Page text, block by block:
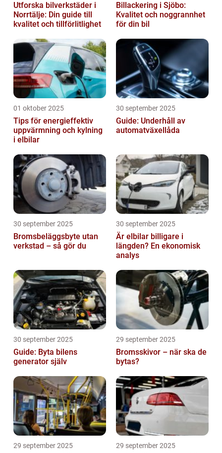
Utforska bilverkstäder i
Norrtälje: Din guide till
kvalitet och tillförlitlighet
Billackering i Sjöbo:
Kvalitet och noggrannhet
för din bil
01 oktober 2025
Tips för energieffektiv
uppvärmning och kylning
i elbilar
30 september 2025
Guide: Underhåll av
automatväxellåda
30 september 2025
Bromsbeläggsbyte utan
verkstad – så gör du
30 september 2025
Är elbilar billigare i
längden? En ekonomisk
analys
30 september 2025
Guide: Byta bilens
generator själv
29 september 2025
Bromsskivor – när ska de
bytas?
29 september 2025 29 september 2025